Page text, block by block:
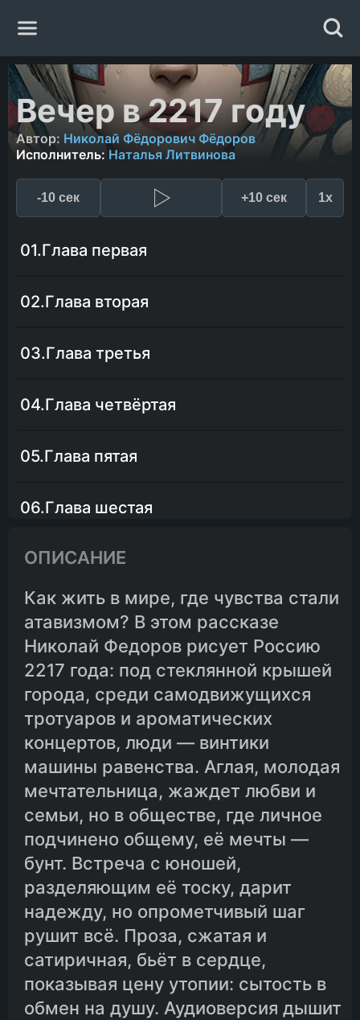
Главная
Жанры
Авторы
Исполнители
Вечер в 2217 году
Автор: Николай Фёдорович Фёдоров
Исполнитель: Наталья Литвинова
-10 сек +10 сек 1x
01.Глава первая
02.Глава вторая
03.Глава третья
04.Глава четвёртая
05.Глава пятая
06.Глава шестая
07.Глава седьмая
08.Глава восьмая
09.Глава девятая
10.Глава десятая
11.Глава одиннадцатая
12.Глава двенадцатая
ОПИСАНИЕ
Как жить в мире, где чувства стали
атавизмом? В этом рассказе
Николай Федоров рисует Россию
2217 года: под стеклянной крышей
города, среди самодвижущихся
тротуаров и ароматических
концертов, люди — винтики
машины равенства. Аглая, молодая
мечтательница, жаждет любви и
семьи, но в обществе, где личное
подчинено общему, её мечты —
бунт. Встреча с юношей,
разделяющим её тоску, дарит
надежду, но опрометчивый шаг
рушит всё. Проза, сжатая и
сатиричная, бьёт в сердце,
показывая цену утопии: сытость в
обмен на душу. Аудиоверсия дышит